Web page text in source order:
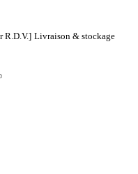
R.D.V.] Livraison & stockage